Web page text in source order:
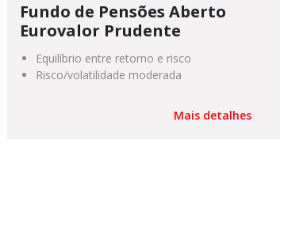
Fundo de Pensões Aberto
Eurovalor Prudente
Equilíbrio entre retorno e risco
Risco/volatilidade moderada
Mais detalhes